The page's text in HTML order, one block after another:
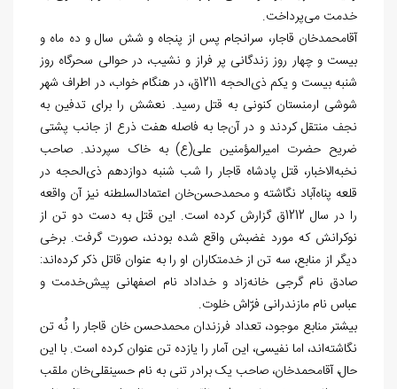
خدمت می‏‌پرداخت.
آقامحمدخان قاجار، سرانجام پس از پنجاه و شش سال و ده ماه و
بیست و چهار روز زندگانی پر فراز و نشیب، در حوالی سحرگاه روز
شنبه بیست و یکم ذی‏‌الحجه 1211ق، در هنگام خواب، در اطراف شهر
شوشی ارمنستان کنونی به قتل رسید. نعشش را برای تدفین به
نجف منتقل کردند و در آنجا به فاصله هفت ذرع از جانب پشتی
ضریح حضرت امیرالمؤمنین علی(ع) به خاک سپردند. صاحب
نخبه‏‌الاخبار، قتل پادشاه قاجار را شب شنبه دوازدهم ذیالحجه در
قلعه پناه‌‏آباد نگاشته و محمدحسن‏‌خان اعتمادالسلطنه نیز آن واقعه
را در سال 1212ق گزارش کرده است. این قتل به دست دو تن از
نوکرانش که مورد غضبش واقع شده بودند، صورت گرفت. برخی
دیگر از منابع، سه تن از خدمتکاران او را به عنوان قاتل ذکر کردهاند:
صادق نام گرجی خانه‏‌زاد و خداداد نام اصفهانی پیش‌خدمت و
عباس نام مازندرانی فرّاش خلوت.
بیشتر منابع موجود، تعداد فرزندان محمدحسن خان قاجار را نُه تن
نگاشته‌‏اند، اما نفیسی، این آمار را یازده تن عنوان کرده است. با این
حال، آقامحمدخان، صاحب یک برادر تنی به نام‏ حسینقلی‏‌خان ملقب